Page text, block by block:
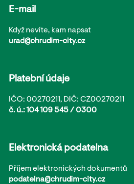
E-mail
Když nevíte, kam napsat
urad@chrudim-city.cz
Platební údaje
IČO: 00270211, DIČ: CZ00270211
č. ú.: 104 109 545 / 0300
Elektronická podatelna
Příjem elektronických dokumentů
podatelna@chrudim-city.cz